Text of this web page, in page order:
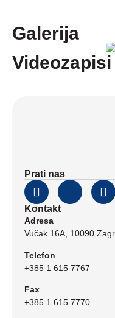
Galerija
Videozapisi
Prati nas
Kontakt
Adresa
Vučak 16A, 10090
Telefon
+385 1 615 7767
Fax
+385 1 615 7770